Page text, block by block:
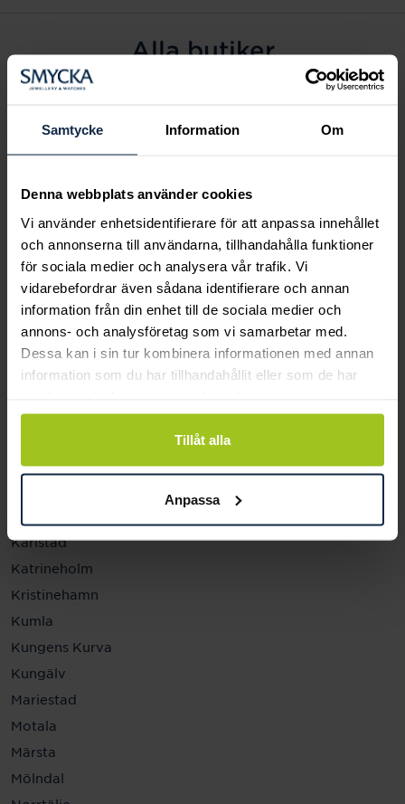
Samtycke Information Om
Denna webbplats använder cookies
Vi använder enhetsidentifierare för att anpassa innehållet
och annonserna till användarna, tillhandahålla funktioner
för sociala medier och analysera vår trafik. Vi
vidarebefordrar även sådana identifierare och annan
information från din enhet till de sociala medier och
annons- och analysföretag som vi samarbetar med.
Dessa kan i sin tur kombinera informationen med annan
information som du har tillhandahållit eller som de har
Tillåt alla
Anpassa
Alla butiker
Alingsås
Arvidsjaur
Eksjö
Fagersta
Farsta
Gävle
Halmstad
Halmstad Hallarna
Haninge
Helsingborg
Jönköping
Karlstad
Katrineholm
Kristinehamn
Kumla
Kungens Kurva
Kungälv
Mariestad
Motala
Märsta
Mölndal